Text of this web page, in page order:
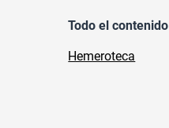
Todo el contenido
Hemeroteca